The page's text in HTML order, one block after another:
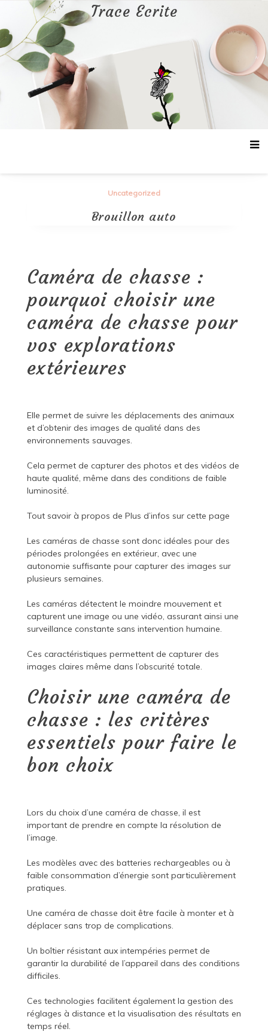
contenu
Trace Ecrite
Uncategorized
Brouillon auto
Caméra de chasse :
pourquoi choisir une
caméra de chasse pour
vos explorations
extérieures
Elle permet de suivre les déplacements des animaux
et d’obtenir des images de qualité dans des
environnements sauvages.
Cela permet de capturer des photos et des vidéos de
haute qualité, même dans des conditions de faible
luminosité.
Tout savoir à propos de Plus d’infos sur cette page
Les caméras de chasse sont donc idéales pour des
périodes prolongées en extérieur, avec une
autonomie suffisante pour capturer des images sur
plusieurs semaines.
Les caméras détectent le moindre mouvement et
capturent une image ou une vidéo, assurant ainsi une
surveillance constante sans intervention humaine.
Ces caractéristiques permettent de capturer des
images claires même dans l’obscurité totale.
Choisir une caméra de
chasse : les critères
essentiels pour faire le
bon choix
Lors du choix d’une caméra de chasse, il est
important de prendre en compte la résolution de
l’image.
Les modèles avec des batteries rechargeables ou à
faible consommation d’énergie sont particulièrement
pratiques.
Une caméra de chasse doit être facile à monter et à
déplacer sans trop de complications.
Un boîtier résistant aux intempéries permet de
garantir la durabilité de l’appareil dans des conditions
difficiles.
Ces technologies facilitent également la gestion des
réglages à distance et la visualisation des résultats en
temps réel.